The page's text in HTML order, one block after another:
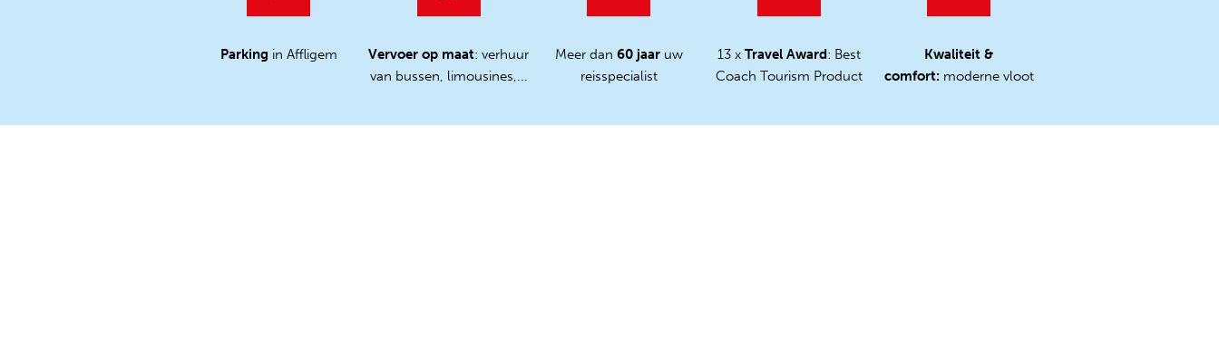
Parking in Affligem Vervoer op maat: verhuur
van bussen, limousines,...
Meer dan 60 jaaruw
reisspecialist
13 x Travel Award: Best
Coach Tourism Product
Kwaliteit &
comfort:moderne vloot